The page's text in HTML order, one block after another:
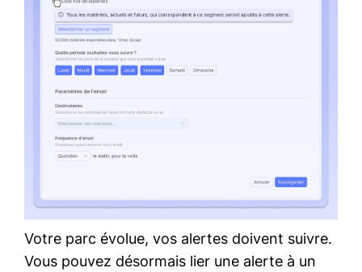
Votre parc évolue, vos alertes doivent suivre.
Vous pouvez désormais lier une alerte à un